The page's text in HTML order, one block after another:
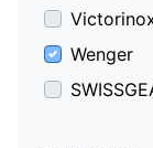
Wenger